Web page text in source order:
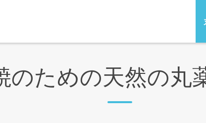
のための天然の丸